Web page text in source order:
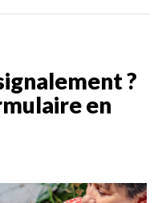
?
en